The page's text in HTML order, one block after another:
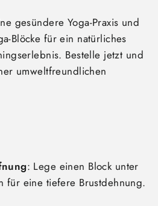
gesündere Yoga-Praxis und
Blöcke für ein natürliches
Bestelle jetzt und
umweltfreundlichen
: Lege einen Block unter
für eine tiefere Brustdehnung.